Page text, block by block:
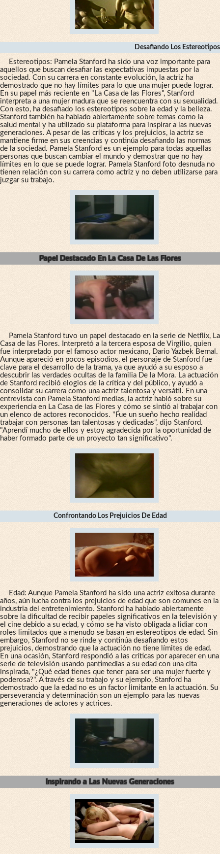
Desafiando Los Estereotipos
Estereotipos: Pamela Stanford ha sido una voz importante para
aquellos que buscan desafiar las expectativas impuestas por la
sociedad. Con su carrera en constante evolución, la actriz ha
demostrado que no hay límites para lo que una mujer puede lograr.
En su papel más reciente en "La Casa de las Flores", Stanford
interpreta a una mujer madura que se reencuentra con su sexualidad.
Con esto, ha desafiado los estereotipos sobre la edad y la belleza.
Stanford también ha hablado abiertamente sobre temas como la
salud mental y ha utilizado su plataforma para inspirar a las nuevas
generaciones. A pesar de las críticas y los prejuicios, la actriz se
mantiene firme en sus creencias y continúa desafiando las normas
de la sociedad. Pamela Stanford es un ejemplo para todas aquellas
personas que buscan cambiar el mundo y demostrar que no hay
límites en lo que se puede lograr. Pamela Stanford foto desnuda no
tienen relación con su carrera como actriz y no deben utilizarse para
juzgar su trabajo.
Papel Destacado En La Casa De Las Flores
Pamela Stanford tuvo un papel destacado en la serie de Netflix, La
Casa de las Flores. Interpretó a la tercera esposa de Virgilio, quien
fue interpretado por el famoso actor mexicano, Dario Yazbek Bernal.
Aunque apareció en pocos episodios, el personaje de Stanford fue
clave para el desarrollo de la trama, ya que ayudó a su esposo a
descubrir las verdades ocultas de la familia De la Mora. La actuación
de Stanford recibió elogios de la crítica y del público, y ayudó a
consolidar su carrera como una actriz talentosa y versátil. En una
entrevista con Pamela Stanford medias, la actriz habló sobre su
experiencia en La Casa de las Flores y cómo se sintió al trabajar con
un elenco de actores reconocidos. "Fue un sueño hecho realidad
trabajar con personas tan talentosas y dedicadas", dijo Stanford.
"Aprendí mucho de ellos y estoy agradecida por la oportunidad de
haber formado parte de un proyecto tan significativo".
Confrontando Los Prejuicios De Edad
Edad: Aunque Pamela Stanford ha sido una actriz exitosa durante
años, aún lucha contra los prejuicios de edad que son comunes en la
industria del entretenimiento. Stanford ha hablado abiertamente
sobre la dificultad de recibir papeles significativos en la televisión y
el cine debido a su edad, y cómo se ha visto obligada a lidiar con
roles limitados que a menudo se basan en estereotipos de edad. Sin
embargo, Stanford no se rinde y continúa desafiando estos
prejuicios, demostrando que la actuación no tiene límites de edad.
En una ocasión, Stanford respondió a las críticas por aparecer en una
serie de televisión usando pantimedias a su edad con una cita
inspirada, "¿Qué edad tienes que tener para ser una mujer fuerte y
poderosa?". A través de su trabajo y su ejemplo, Stanford ha
demostrado que la edad no es un factor limitante en la actuación. Su
perseverancia y determinación son un ejemplo para las nuevas
generaciones de actores y actrices.
Inspirando a Las Nuevas Generaciones